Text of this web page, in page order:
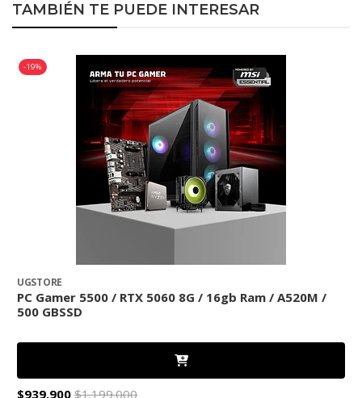
TAMBIÉN TE PUEDE INTERESAR
-19%
UGSTORE
PC Gamer 5500 / RTX 5060 8G / 16gb Ram / A520M /
500 GBSSD
$939.900 $1.199.000